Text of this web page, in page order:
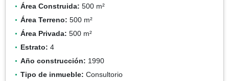
Área Construida: 500 m²
Área Terreno: 500 m²
Área Privada: 500 m²
Estrato: 4
Año construcción: 1990
Tipo de inmueble: Consultorio